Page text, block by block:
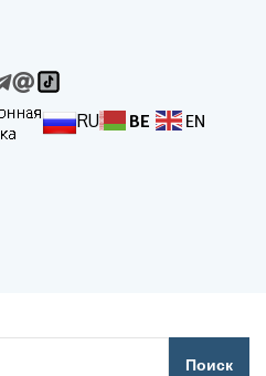
RU BE EN
Поиск